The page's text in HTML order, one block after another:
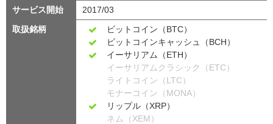
サービス開始
2017/03
取扱銘柄
ビットコイン（BTC）
ビットコインキャッシュ（BCH）
イーサリアム（ETH）
イーサリアムクラシック（ETC）
ライトコイン（LTC）
モナーコイン（MONA）
リップル（XRP）
ネム（XEM）